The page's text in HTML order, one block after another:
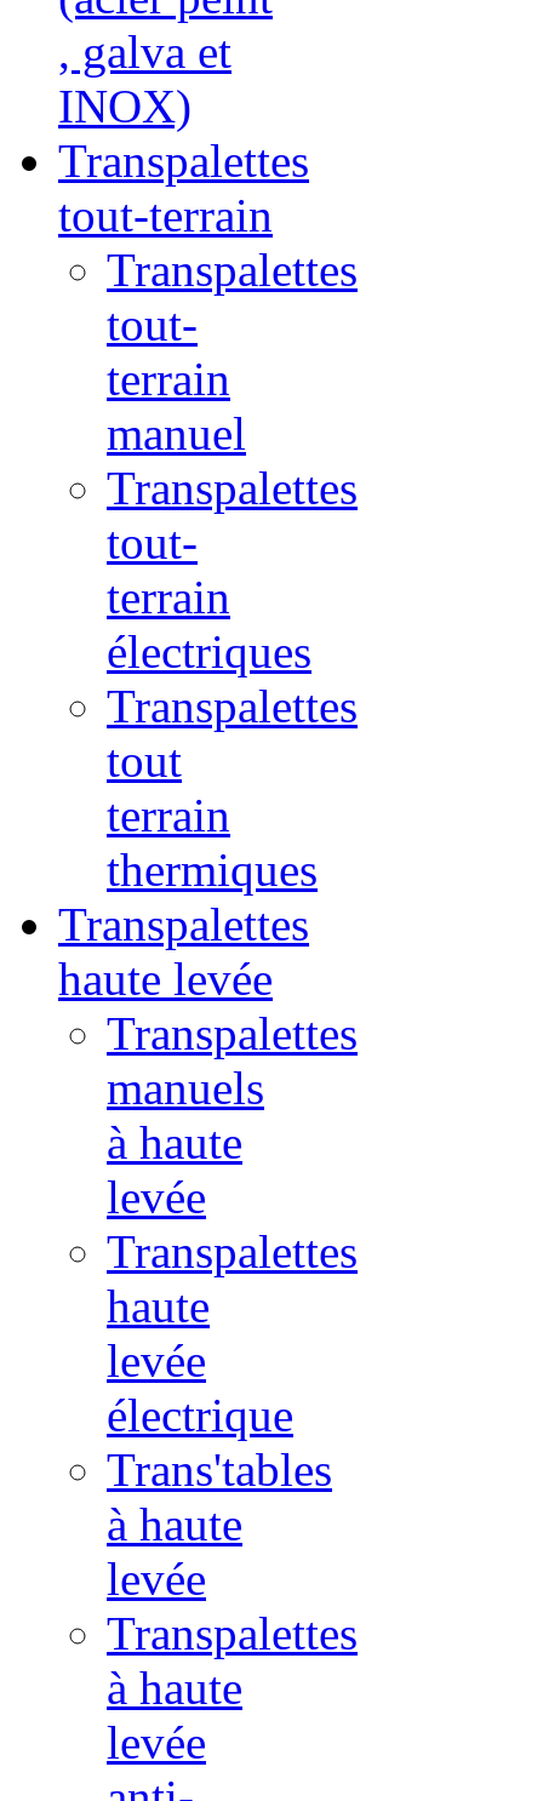
, galva et
INOX)
Transpalettes
tout-terrain
Transpalettes
tout-
terrain
manuel
Transpalettes
tout-
terrain
électriques
Transpalettes
tout
terrain
thermiques
Transpalettes
haute levée
Transpalettes
manuels
à haute
levée
Transpalettes
haute
levée
électrique
Trans'tables
à haute
levée
Transpalettes
à haute
levée